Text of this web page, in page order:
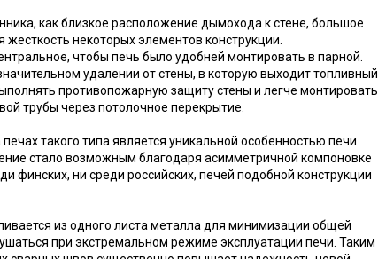
как близкое расположение дымохода к стене, большое
некоторых элементов конструкции.
чтобы печь было удобней монтировать в парной.
удалении от стены, в которую выходит топливный
противопожарную защиту стены и легче монтировать
трубы через потолочное перекрытие.
такого типа является уникальной особенностью печи
стало возможным благодаря асимметричной компоновке
финских, ни среди российских, печей подобной конструкции
из одного листа металла для минимизации общей
при экстремальном режиме эксплуатации печи. Таким